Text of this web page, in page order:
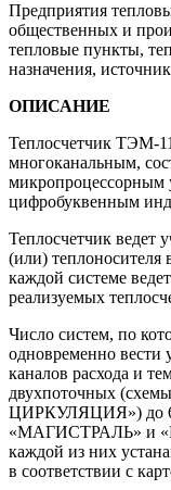
Предприятия
общественных и
тепловые пункты,
назначения,
ОПИСАНИЕ
Теплосчетчик ТЭМ-
многоканальным,
микропроцессорным
цифробуквенным
Теплосчетчик ведет
(или) теплоносителя
каждой системе
реализуемых
Число систем, по
одновременно вести
каналов расхода и
двухпоточных
ЦИРКУЛЯЦИЯ») до 6
«МАГИСТРАЛЬ» и
каждой из них
в соответствии с